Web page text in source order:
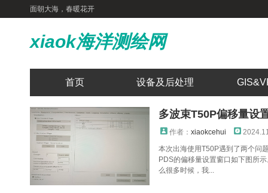
面朝大海，春暖花开
xiaok海洋测绘网
首页 设备及后处理
多波束T50P偏移量设
作者： xiaokcehui
本次出海使用T50P遇到了两个问
PDS的偏移量设置窗口如下图所
么很多时候，我...